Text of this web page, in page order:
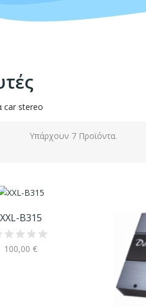
car stereo
Υπάρχουν 7 Προϊόντα.
XXL-B315
100,00 €